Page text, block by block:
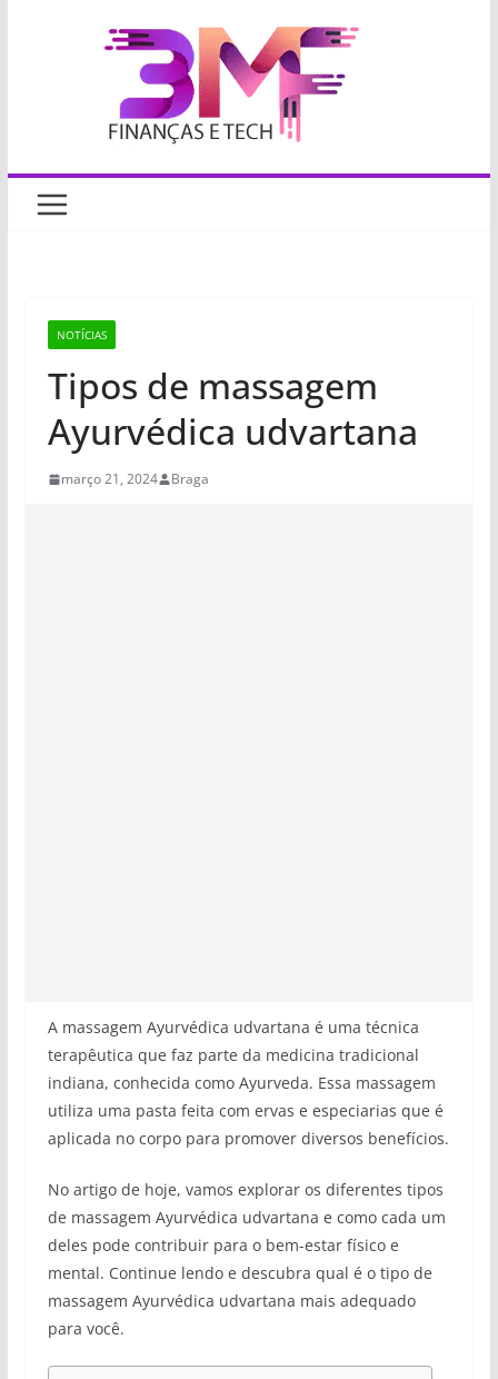
NOTÍCIAS
Tipos de massagem
Ayurvédica udvartana
março 21, 2024 Braga
A massagem Ayurvédica udvartana é uma técnica
terapêutica que faz parte da medicina tradicional
indiana, conhecida como Ayurveda. Essa massagem
utiliza uma pasta feita com ervas e especiarias que é
aplicada no corpo para promover diversos benefícios.
No artigo de hoje, vamos explorar os diferentes tipos
de massagem Ayurvédica udvartana e como cada um
deles pode contribuir para o bem-estar físico e
mental. Continue lendo e descubra qual é o tipo de
massagem Ayurvédica udvartana mais adequado
para você.